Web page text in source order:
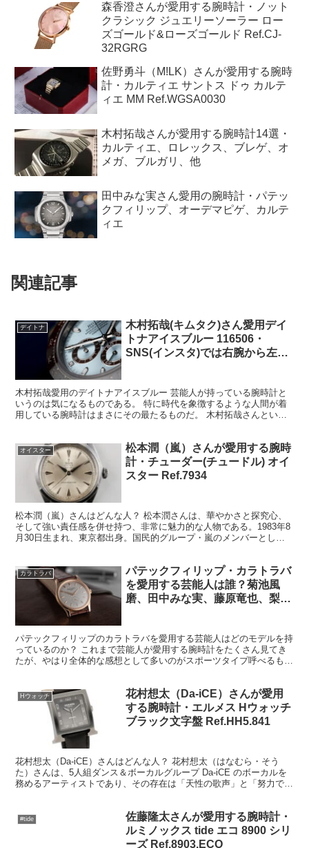
森香澄さんが愛用する腕時計・ノット
クラシック ジュエリーソーラー ロー
ズゴールド&ローズゴールド Ref.CJ-
32RGRG
佐野勇斗（M!LK）さんが愛用する腕時
計・カルティエ サントス ドゥ カルテ
ィエ MM Ref.WGSA0030
木村拓哉さんが愛用する腕時計14選・
カルティエ、ロレックス、ブレゲ、オ
メガ、ブルガリ、他
田中みな実さん愛用の腕時計・パテッ
クフィリップ、オーデマピゲ、カルテ
ィエ
関連記事
デイトナ
木村拓哉(キムタク)さん愛用デイ
トナアイスブルー 116506・
SNS(インスタ)では右腕から左腕
木村拓哉愛用のデイトナアイスブルー 芸能人が持っている腕時計と
いうのは気になるものである。 特に時代を象徴するような人間が着
用している腕時計はまさにその最たるものだ。 木村拓哉さんといえ
オイスター
松本潤（嵐）さんが愛用する腕時
計・チューダー(チュードル) オイ
スター Ref.7934
松本潤（嵐）さんはどんな人？ 松本潤さんは、華やかさと探究心、
そして強い責任感を併せ持つ、非常に魅力的な人物である。1983年8
月30日生まれ、東京都出身。国民的グループ・嵐のメンバーとして
カラトラバ
パテックフィリップ・カラトラバ
を愛用する芸能人は誰？菊池風
磨、田中みな実、藤原竜也、梨
パテックフィリップのカラトラバを愛用する芸能人はどのモデルを持
っているのか？ これまで芸能人が愛用する腕時計をたくさん見てき
たが、やはり全体的な感想として多いのがスポーツタイプ呼べるもの
Hウォッチ
花村想太（Da-iCE）さんが愛用
する腕時計・エルメス Hウォッチ
ブラック文字盤 Ref.HH5.841
花村想太（Da-iCE）さんはどんな人？ 花村想太（はなむら・そう
た）さんは、5人組ダンス＆ボーカルグループ Da-iCE のボーカルを
務めるアーティストであり、その存在は「天性の歌声」と「努力で積
#tide
佐藤隆太さんが愛用する腕時計・
ルミノックス tide エコ 8900 シリ
ーズ Ref.8903.ECO